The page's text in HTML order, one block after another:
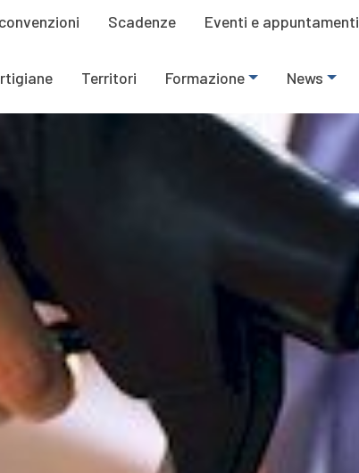
Scadenze Eventi e appuntamenti
Territori Formazione News